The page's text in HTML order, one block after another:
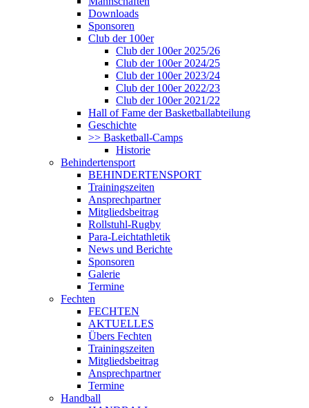
Downloads
Sponsoren
Club der 100er
Club der 100er 2025/26
Club der 100er 2024/25
Club der 100er 2023/24
Club der 100er 2022/23
Club der 100er 2021/22
Hall of Fame der Basketballabteilung
Geschichte
>> Basketball-Camps
Historie
Behindertensport
BEHINDERTENSPORT
Trainingszeiten
Ansprechpartner
Mitgliedsbeitrag
Rollstuhl-Rugby
Para-Leichtathletik
News und Berichte
Sponsoren
Galerie
Termine
Fechten
FECHTEN
AKTUELLES
Übers Fechten
Trainingszeiten
Mitgliedsbeitrag
Ansprechpartner
Termine
Handball